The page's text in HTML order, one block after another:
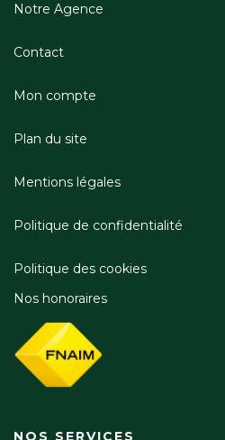
Notre Agence
Contact
Mon compte
Plan du site
Mentions légales
Politique de confidentialité
Politique des cookies
Nos honoraires
NOS SERVICES